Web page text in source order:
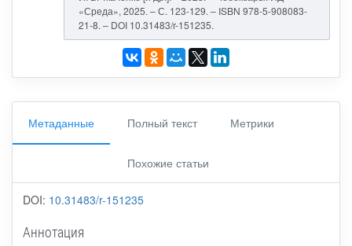
«Среда», 2025. – С. 123-129. – ISBN 978-5-908083-
21-8. – DOI 10.31483/r-151235.
Метаданные Полный текст Метрики
Похожие статьи
DOI: 10.31483/r-151235
Аннотация